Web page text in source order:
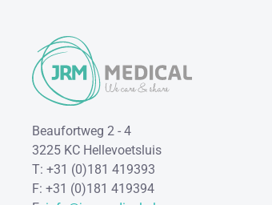
Beaufortweg 2 - 4
3225 KC Hellevoetsluis
T: +31 (0)181 419393
F: +31 (0)181 419394